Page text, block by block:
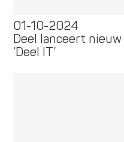
01-10-2024
Deel lanceert
‘Deel IT’